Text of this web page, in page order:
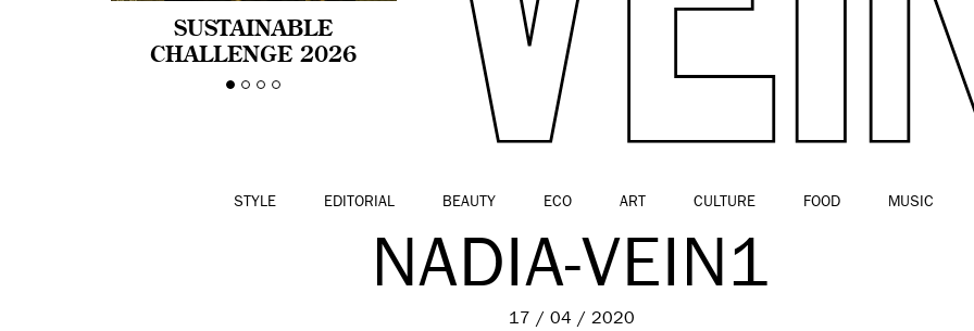
SUSTAINABLE
CHALLENGE 2026
CELEBRA LA
STYLE EDITORIAL BEAUTY ECO ART CULTURE FOOD MUSIC
NADIA-VEIN1
17 / 04 / 2020